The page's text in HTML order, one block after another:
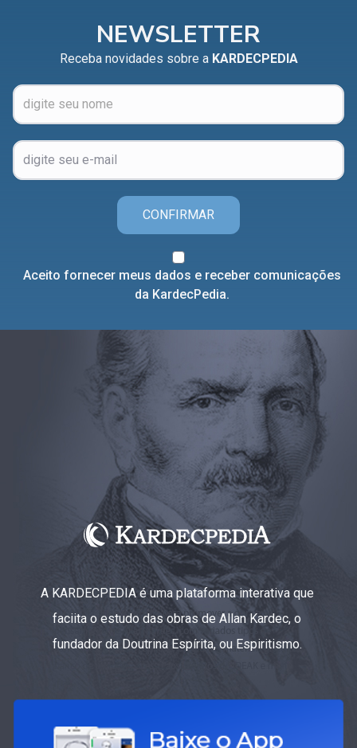
NEWSLETTER
Receba novidades sobre a KARDECPEDIA
CONFIRMAR
Aceito fornecer meus dados e receber comunicações
da KardecPedia.
A KARDECPEDIA é uma plataforma interativa que
faciita o estudo das obras de Allan Kardec, o
fundador da Doutrina Espírita, ou Espiritismo.